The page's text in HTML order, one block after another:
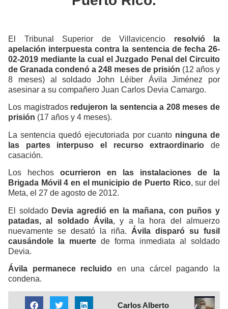
El Tribunal Superior de Villavicencio resolvió la
apelación interpuesta contra la sentencia de fecha 26-
02-2019 mediante la cual el Juzgado Penal del Circuito
de Granada condenó a 248 meses de prisión (12 años y
8 meses) al soldado John Léiber Ávila Jiménez por
asesinar a su compañero Juan Carlos Devia Camargo.
Los magistrados redujeron la sentencia a 208 meses de
prisión (17 años y 4 meses).
La sentencia quedó ejecutoriada por cuanto ninguna de
las partes interpuso el recurso extraordinario de
casación.
Los hechos ocurrieron en las instalaciones de la
Brigada Móvil 4 en el municipio de Puerto Rico, sur del
Meta, el 27 de agosto de 2012.
El soldado Devia agredió en la mañana, con puños y
patadas, al soldado Ávila, y a la hora del almuerzo
nuevamente se desató la riña. Ávila disparó su fusil
causándole la muerte de forma inmediata al soldado
Devia.
Ávila permanece recluido en una cárcel pagando la
condena.
Carlos Alberto